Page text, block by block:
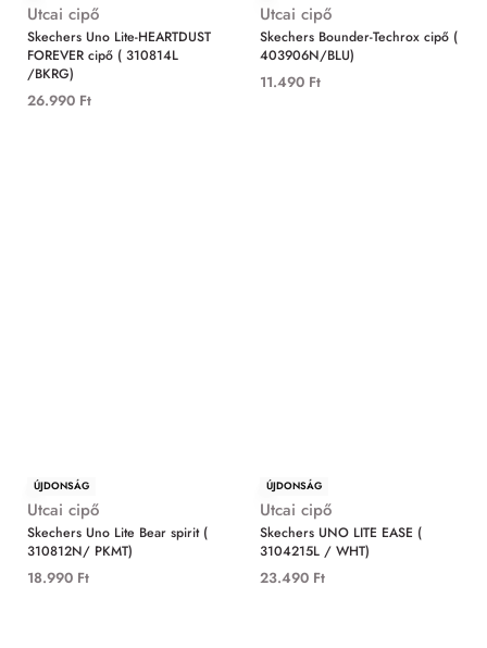
Utcai cipő
Skechers Uno Lite-HEARTDUST
FOREVER cipő ( 310814L
/BKRG)
26.990 Ft
Utcai cipő
Skechers Bounder-Techrox cipő (
403906N/BLU)
11.490 Ft
ÚJDONSÁG
Utcai cipő
Skechers Uno Lite Bear spirit (
310812N/ PKMT)
18.990 Ft
ÚJDONSÁG
Utcai cipő
Skechers UNO LITE EASE (
3104215L / WHT)
23.490 Ft